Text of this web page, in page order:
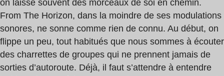
on laisse souvent des morceaux de soi en chemin.
From The Horizon, dans la moindre de ses modulations
sonores, ne sonne comme rien de connu. Au début, on
flippe un peu, tout habitués que nous sommes à écouter
des charrettes de groupes qui ne prennent jamais de
sorties d’autoroute. Déjà, il faut s’attendre à entendre